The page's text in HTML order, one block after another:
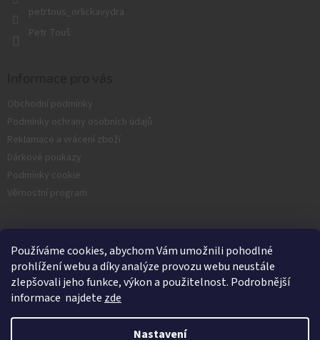
Používáme cookies, abychom Vám umožnili pohodlné
prohlížení webu a díky analýze provozu webu neustále
zlepšovali jeho funkce, výkon a použitelnost. Podrobnější
informace najdete zde
Nastavení
petrtous_orlickavydra
Petr Touš
Obchodní podmínky
Podmínky ochrany osobních údajů
Reklamace a vrácení zboží
Dárkové poukazy
Podmínky cookie
Věrnostní program
Facebook